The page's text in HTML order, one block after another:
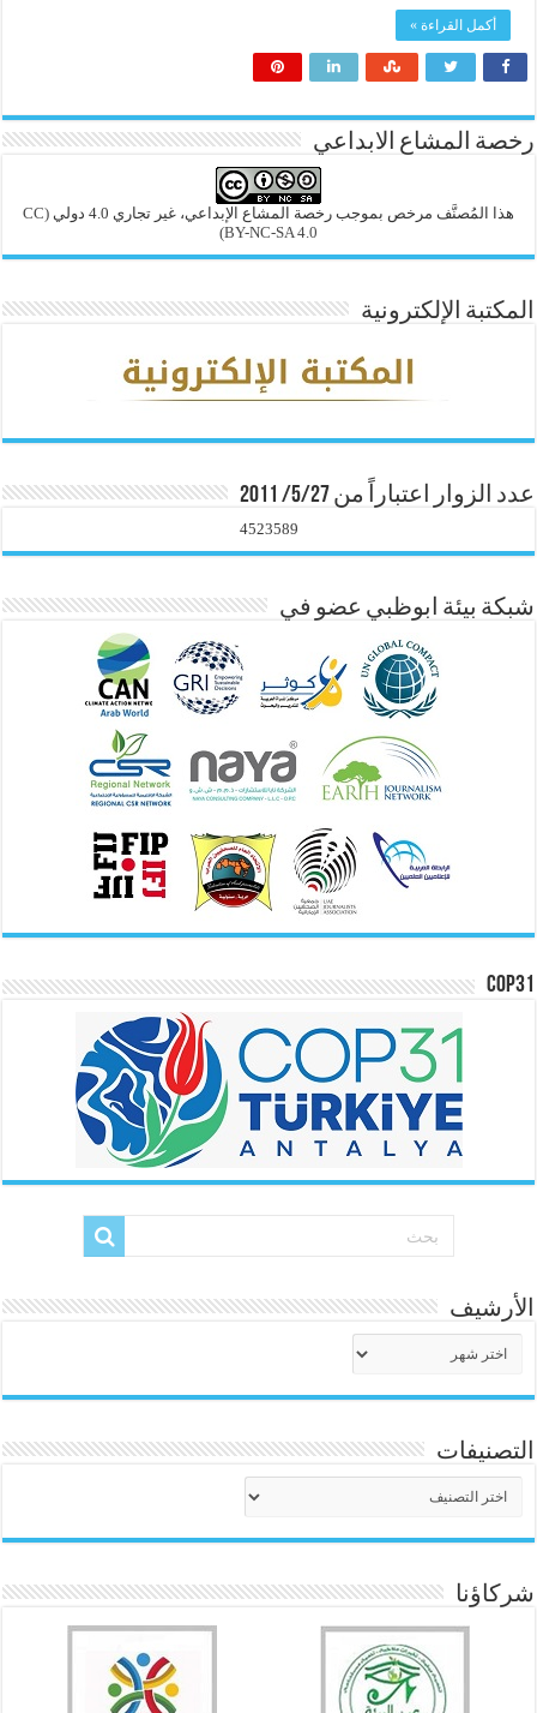
أكمل القراءة »
رخصة المشاع الابداعي
هذا المُصنَّف مرخص بموجب رخصة المشاع الإبداعي، غير تجاري 4.0 دولي
(CC
BY-NC-SA 4.0)
المكتبة الإلكترونية
عدد الزوار اعتباراً من 5/27/ 2011
4523589
شبكة بيئة ابوظبي عضو في
COP31
الأرشيف
التصنيفات
شركاؤنا